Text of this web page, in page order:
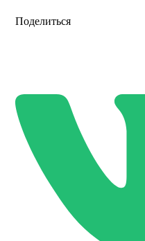
Поделиться